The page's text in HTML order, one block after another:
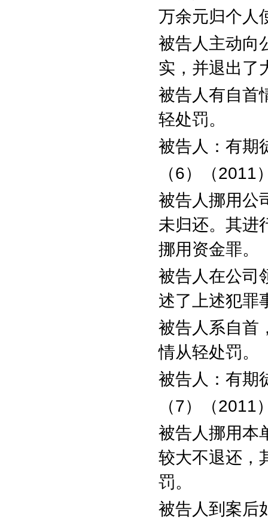
万余元归个人
被告人主动向
实，并退出了
被告人有自首
轻处罚。
被告人：有期
（6）（2011
被告人挪用公
未归还。其进
挪用资金罪。
被告人在公司
述了上述犯罪
被告人系自首
情从轻处罚。
被告人：有期
（7）（2011
被告人挪用本
较大不退还，
罚。
被告人到案后